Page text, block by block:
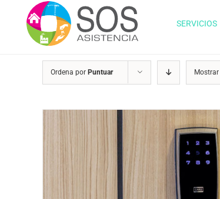
contenido
SERVICIOS
Ordena por Puntuar Mostrar